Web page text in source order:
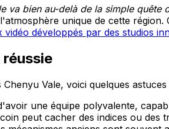
va bien au-delà de la simple quête
unique de cette
vidéo développés par des studios
Vale, voici quelques
une équipe polyvalente,
peut cacher des indices ou des